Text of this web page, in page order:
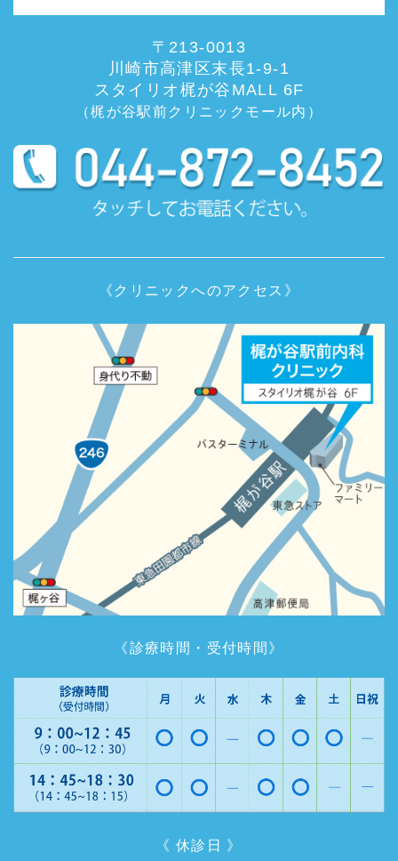
〒213-0013
川崎市高津区末長1-9-1
スタイリオ梶が谷MALL 6F
（梶が谷駅前クリニックモール内）
《クリニックへのアクセス》
《診療時間・受付時間》
《 休診日 》